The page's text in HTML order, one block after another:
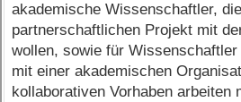
akademische Wissenschaftler,
partnerschaftlichen Projekt mit
wollen, sowie für
mit einer akademischen
kollaborativen Vorhaben arbeiten